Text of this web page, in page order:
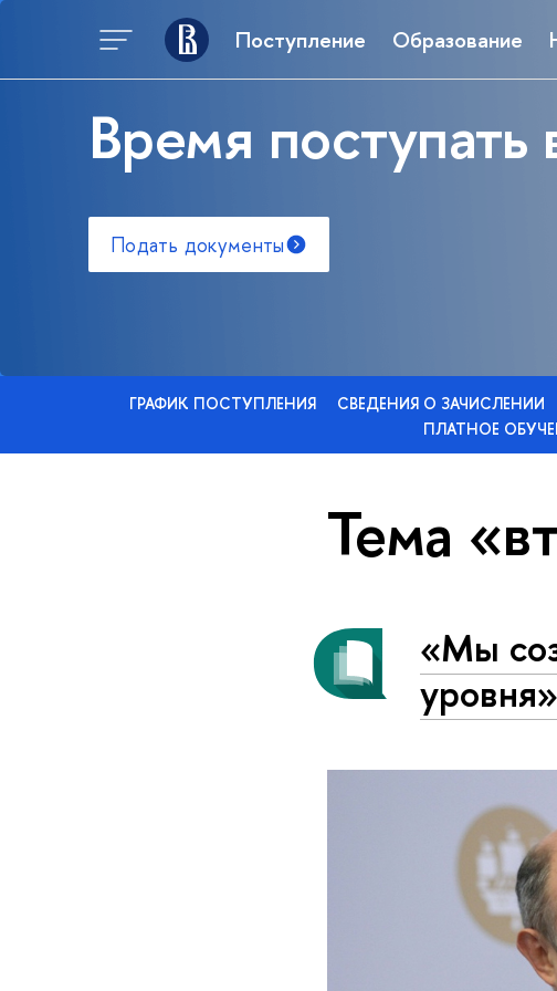
Поступление Образование
Время
Подать документы
ГРАФИК ПОСТУПЛЕНИЯ СВЕДЕНИЯ О ЗАЧИСЛЕНИИ
ПЛАТНОЕ
Тема
«Мы